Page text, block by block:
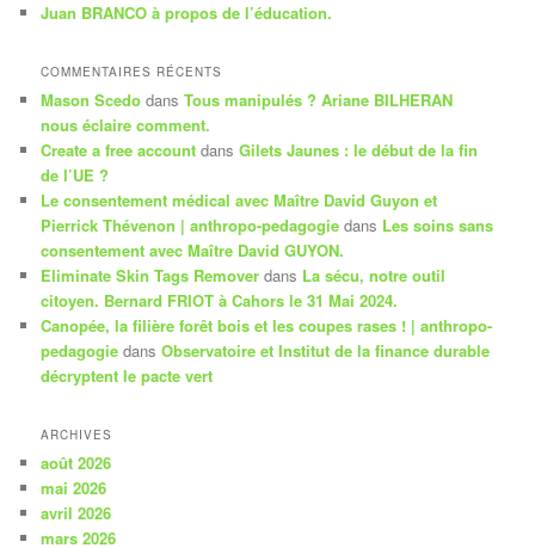
Juan BRANCO à propos de l’éducation.
COMMENTAIRES RÉCENTS
Mason Scedo dansTous manipulés ? Ariane BILHERAN
nous éclaire comment.
Create a free account dansGilets Jaunes : le début de la fin
de l’UE ?
Le consentement médical avec Maître David Guyon et
Pierrick Thévenon | anthropo-pedagogie dans Les soins sans
consentement avec Maître David GUYON.
Eliminate Skin Tags Remover dans La sécu, notre outil
citoyen. Bernard FRIOT à Cahors le 31 Mai 2024.
Canopée, la filière forêt bois et les coupes rases ! | anthropo-
pedagogie dansObservatoire et Institut de la finance durable
décryptent le pacte vert
ARCHIVES
août 2026
mai 2026
avril 2026
mars 2026